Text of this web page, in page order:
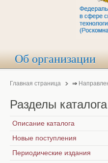
Об организации
Главная страница ⇒
Разделы каталога
Описание каталога
Новые поступления
Периодические издания